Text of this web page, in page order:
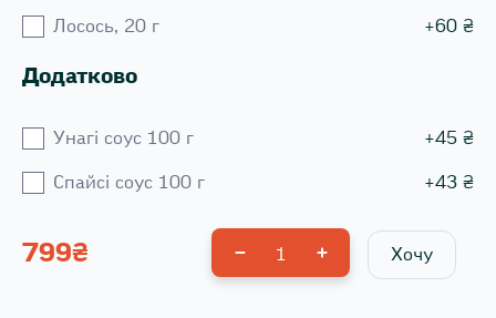
Лосось, 20 г +60 ₴
Додатково
Унагі соус 100 г +45 ₴
Спайсі соус 100 г +43 ₴
799₴ 1 Хочу